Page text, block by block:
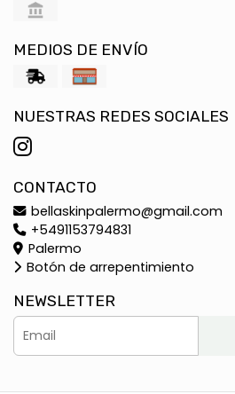
MEDIOS DE ENVÍO
NUESTRAS REDES SOCIALES
CONTACTO
bellaskinpalermo@gmail.com
+5491153794831
Palermo
Botón de arrepentimiento
NEWSLETTER